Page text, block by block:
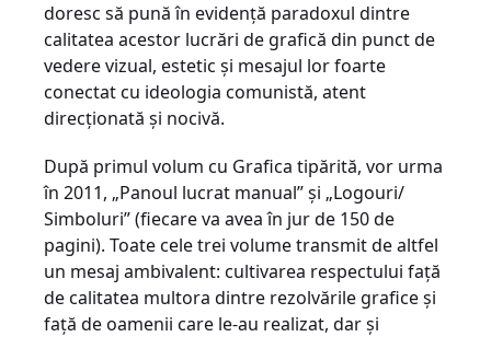
doresc să pună în evidenţă paradoxul dintre
calitatea acestor lucrări de grafică din punct de
vedere vizual, estetic şi mesajul lor foarte
conectat cu ideologia comunistă, atent
direcţionată şi nocivă.
După primul volum cu Grafica tipărită, vor urma
în 2011, „Panoul lucrat manual” şi „Logouri/
Simboluri” (fiecare va avea în jur de 150 de
pagini). Toate cele trei volume transmit de altfel
un mesaj ambivalent: cultivarea respectului faţă
de calitatea multora dintre rezolvările grafice şi
faţă de oamenii care le-au realizat, dar şi